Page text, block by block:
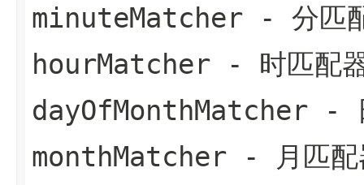
minuteMatcher - 分匹
hourMatcher - 时匹配
dayOfMonthMatcher -
monthMatcher - 月匹配